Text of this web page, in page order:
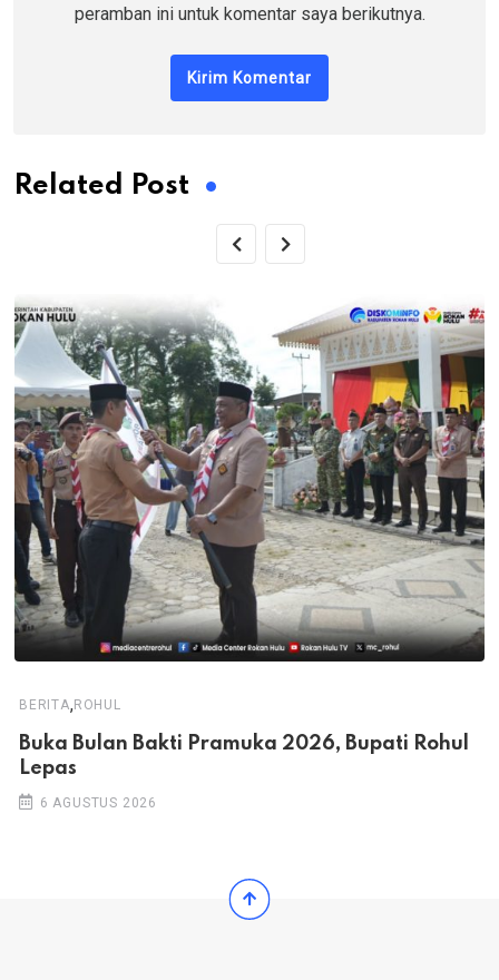
peramban ini untuk komentar saya berikutnya.
Related Post
BERITA,ROHUL
Buka Bulan Bakti Pramuka 2026, Bupati Rohul
Lepas
6 AGUSTUS 2026